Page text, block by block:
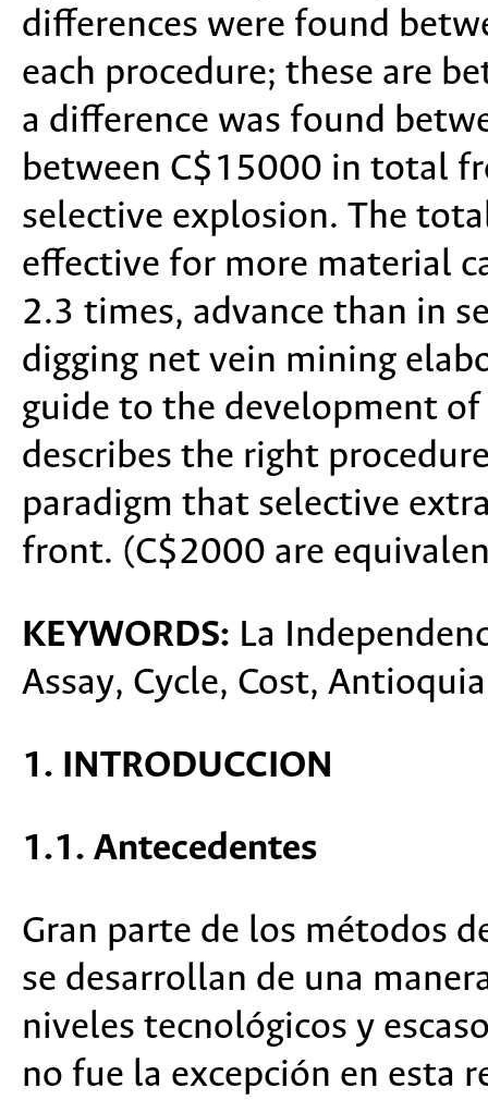
differences were found
each procedure; these are
a difference was found
between C$15000 in total
selective explosion. The
effective for more material
2.3 times, advance than in
digging net vein mining
guide to the development
describes the right
paradigm that selective
front. (C$2000 are
KEYWORDS: La
Assay, Cycle, Cost,
1. INTRODUCCION
1.1. Antecedentes
Gran parte de los métodos
se desarrollan de una
niveles tecnológicos y
no fue la excepción en esta